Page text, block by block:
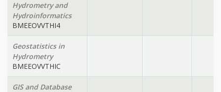
Hydrometry and
Hydroinformatics
BMEEOVVTHI4
Geostatistics in
Hydrometry
BMEEOVVTHIC
GIS and Database